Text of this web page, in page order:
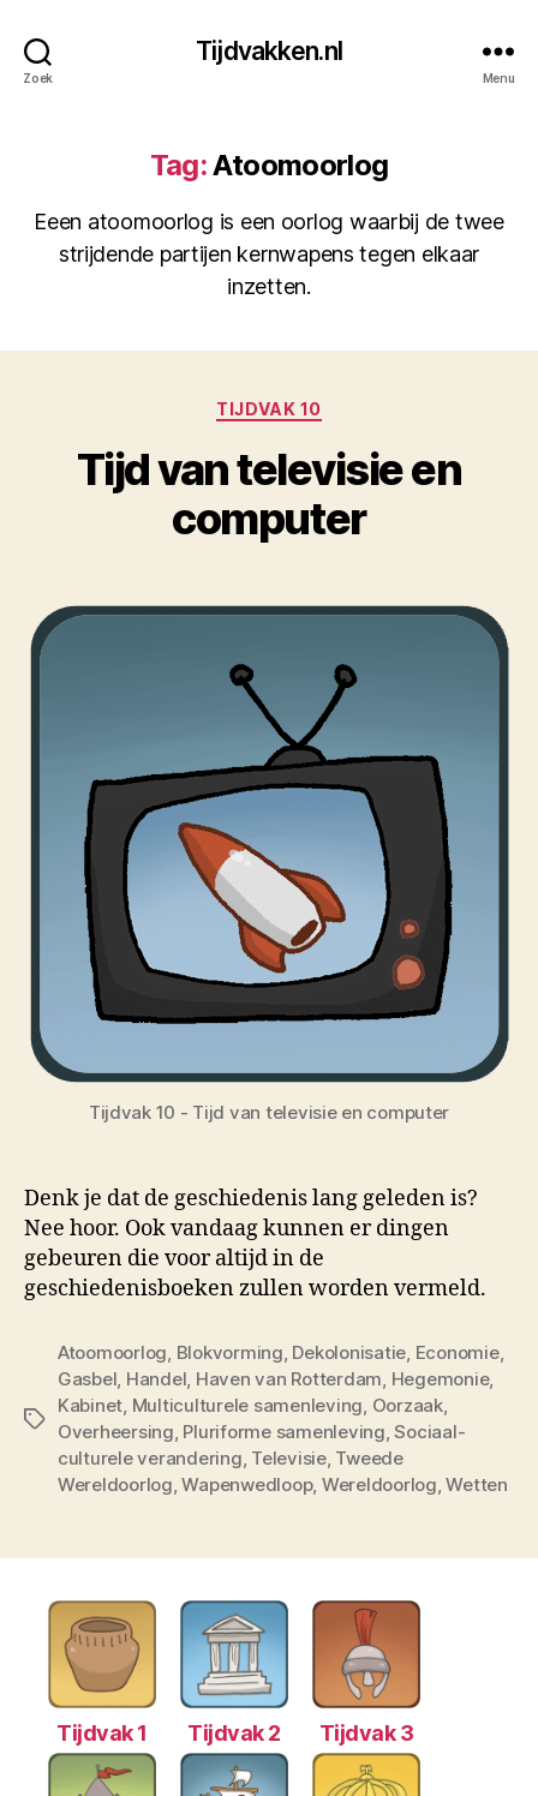
Zoek
Tijdvakken.nl
Menu
Tag:Atoomoorlog
Eeen atoomoorlog is een oorlog waarbij de twee
strijdende partijen kernwapens tegen elkaar
inzetten.
Categorieën
TIJDVAK 10
Tijd van televisie en
computer
Tijdvak 10 - Tijd van televisie en computer
Denk je dat de geschiedenis lang geleden is?
Nee hoor. Ook vandaag kunnen er dingen
gebeuren die voor altijd in de
geschiedenisboeken zullen worden vermeld.
Tags
Atoomoorlog Blokvorming Dekolonisatie Economie,
Gasbel Handel Haven van Rotterdam Hegemonie,
Kabinet Multiculturele samenleving Oorzaak,
Overheersing Pluriforme samenleving ,Sociaal-
culturele verandering Televisie, Tweede
Wereldoorlog ,Wapenwedloop, Wereldoorlog ,Wetten
Tijdvak 1 Tijdvak 2 Tijdvak 3